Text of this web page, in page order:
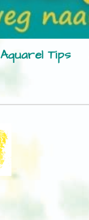
Aquarel Tips